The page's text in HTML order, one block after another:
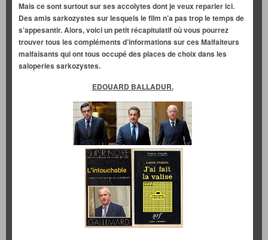
Mais ce sont surtout sur ses accolytes dont je veux reparler ici.
Des amis sarkozystes sur lesquels le film n’a pas trop le temps de
s’appesantir. Alors, voici un petit récapitulatif où vous pourrez
trouver tous les compléments d’informations sur ces Malfaiteurs
malfaisants qui ont tous occupé des places de choix dans les
saloperies sarkozystes.
EDOUARD BALLADUR.